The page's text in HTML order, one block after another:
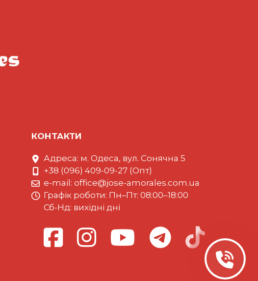
КОНТАКТИ
Адреса: м. Одеса, вул. Сонячна 5
+38 (096) 409-09-27 (Опт)
e-mail: office@jose-amorales.com.ua
Графiк роботи: Пн–Пт: 08:00–18:00
Сб-Нд: вихідні дні